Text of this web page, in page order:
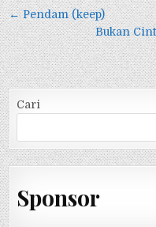
Navigasi
pos
← Pendam (keep)
Bukan
Cari
Sponsor